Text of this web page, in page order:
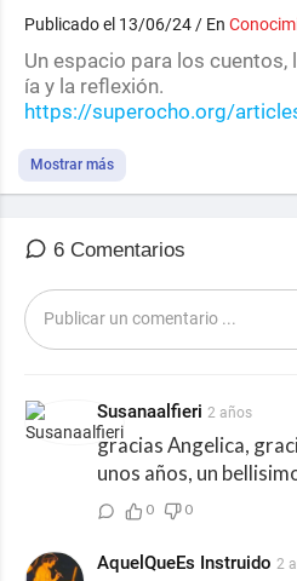
Publicado el 13/06/24 / En
Un espacio para los
ía y la reflexión.
https://superocho.org/
Mostrar más
6 Comentarios
Susanaalfieri 2 años
gracias Angelica,
unos años, un
0 0
AquelQueEs Instruido 2